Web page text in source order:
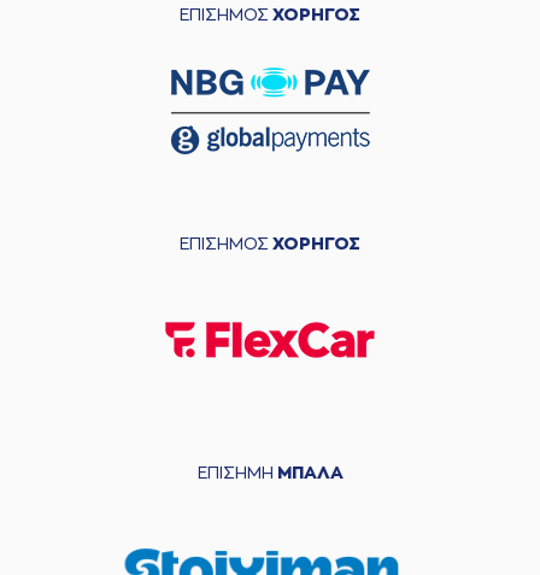
ΕΠΙΣΗΜΟΣ ΧΟΡΗΓΟΣ
ΕΠΙΣΗΜΟΣ ΧΟΡΗΓΟΣ
ΕΠΙΣΗΜΗ ΜΠΑΛΑ